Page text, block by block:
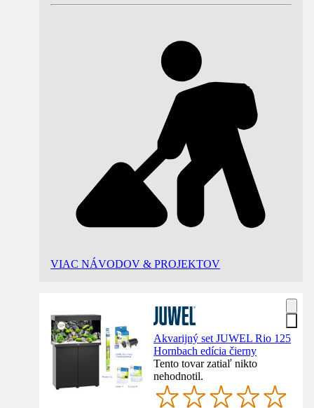
VIAC NÁVODOV & PROJEKTOV
Akvarijný set JUWEL Rio 125
Hornbach edícia čierny
Tento tovar zatiaľ nikto
nehodnotil.